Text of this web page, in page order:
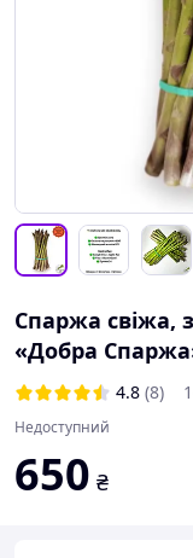
Спаржа свіжа,
«Добра
4.8 (8)
Недоступний
650 ₴